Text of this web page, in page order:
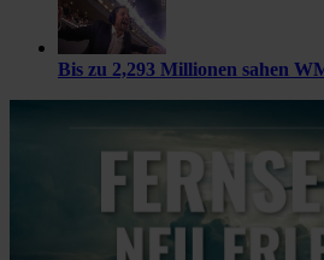
Bis zu 2,293 Millionen sahen